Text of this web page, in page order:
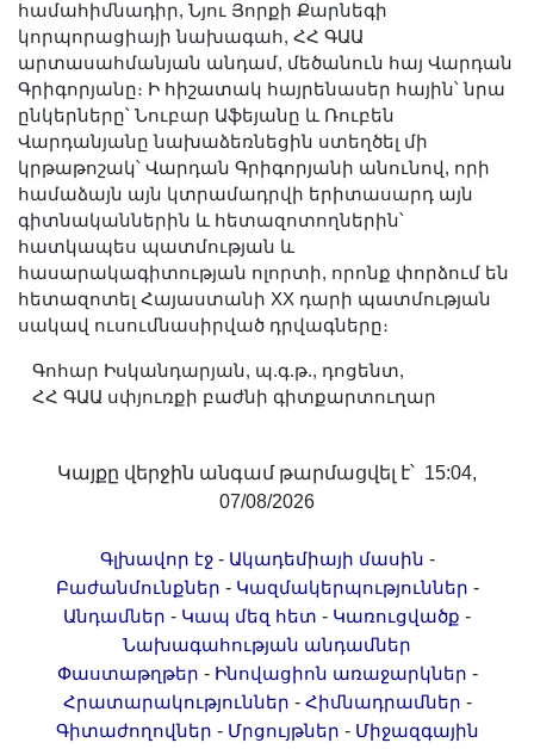
համահիմնադիր, Նյու Յորքի Քարնեգի
կորպորացիայի նախագահ, ՀՀ ԳԱԱ
արտասահմանյան անդամ, մեծանուն հայ Վարդան
Գրիգորյանը։ Ի հիշատակ հայրենասեր հային՝ նրա
ընկերները՝ Նուբար Աֆեյանը և Ռուբեն
Վարդանյանը նախաձեռնեցին ստեղծել մի
կրթաթոշակ՝ Վարդան Գրիգորյանի անունով, որի
համաձայն այն կտրամադրվի երիտասարդ այն
գիտնականներին և հետազոտողներին՝
հատկապես պատմության և
հասարակագիտության ոլորտի, որոնք փորձում են
հետազոտել Հայաստանի XX դարի պատմության
սակավ ուսումնասիրված դրվագները։
Գոհար Իսկանդարյան, պ.գ.թ., դոցենտ,
ՀՀ ԳԱԱ սփյուռքի բաժնի գիտքարտուղար
Կայքը վերջին անգամ թարմացվել է՝ 15:04,
07/08/2026
Գլխավոր էջ- Ակադեմիայի մասին -
Բաժանմունքներ - Կազմակերպություններ -
Անդամներ - Կապ մեզ հետ - Կառուցվածք -
Նախագահության անդամներ
Փաստաթղթեր - Ինովացիոն առաջարկներ -
Հրատարակություններ - Հիմնադրամներ -
Գիտաժողովներ - Մրցույթներ - Միջազգային